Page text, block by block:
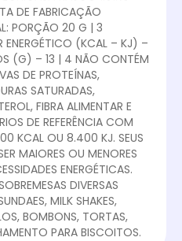
DE FABRICAÇÃO
PORÇÃO 20 G | 3
ENERGÉTICO (KCAL – KJ) –
(G) – 13 | 4 NÃO CONTÉM
DE PROTEÍNAS,
SATURADAS,
FIBRA ALIMENTAR E
DE REFERÊNCIA COM
KCAL OU 8.400 KJ. SEUS
MAIORES OU MENORES
ENERGÉTICAS.
DIVERSAS
MILK SHAKES,
BOMBONS, TORTAS,
PARA BISCOITOS.